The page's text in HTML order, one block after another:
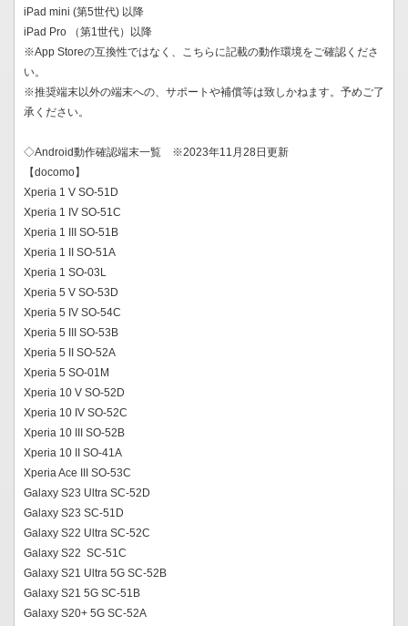
iPad mini (第5世代) 以降
iPad Pro （第1世代）以降
※App Storeの互換性ではなく、こちらに記載の動作環境をご確認くださ
い。
※推奨端末以外の端末への、サポートや補償等は致しかねます。予めご了
承ください。
◇Android動作確認端末一覧 ※2023年11月28日更新
【docomo】
Xperia 1 V SO-51D
Xperia 1 IV SO-51C
Xperia 1 III SO-51B
Xperia 1 II SO-51A
Xperia 1 SO-03L
Xperia 5 V SO-53D
Xperia 5 IV SO-54C
Xperia 5 III SO-53B
Xperia 5 II SO-52A
Xperia 5 SO-01M
Xperia 10 V SO-52D
Xperia 10 IV SO-52C
Xperia 10 III SO-52B
Xperia 10 II SO-41A
Xperia Ace III SO-53C
Galaxy S23 Ultra SC-52D
Galaxy S23 SC-51D
Galaxy S22 Ultra SC-52C
Galaxy S22 SC-51C
Galaxy S21 Ultra 5G SC-52B
Galaxy S21 5G SC-51B
Galaxy S20+ 5G SC-52A